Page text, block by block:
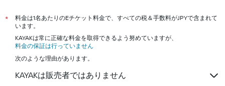
京都市のホテル
神戸市のホテル
名古屋市のホテル
横浜市のホテル
*
料金は1名あたりのEチケット料金で、すべての税＆手数料がJPYで含まれて
います。
KAYAKは常に正確な料金を取得できるよう努めていますが、
料金の保証は行っていません
次のような理由があります。
KAYAKは販売者ではありません